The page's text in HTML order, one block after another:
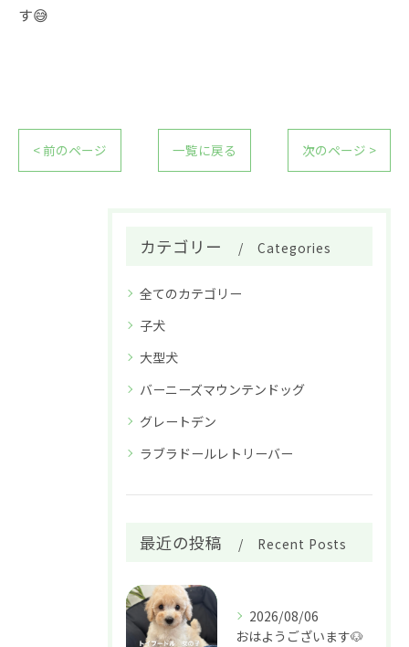
す😅
< 前のページ 一覧に戻る 次のページ >
カテゴリー Categories
全てのカテゴリー
子犬
大型犬
バーニーズマウンテンドッグ
グレートデン
ラブラドールレトリーバー
最近の投稿 Recent Posts
2026/08/06
おはようございます🐶